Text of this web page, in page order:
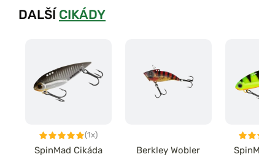
DALŠÍ CIKÁDY
(1x)
SpinMad Cikáda
Berkley Wobler